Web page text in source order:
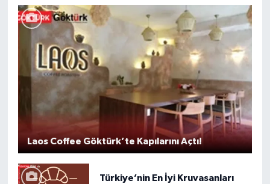
Laos Coffee Göktürk’te Kapılarını Açtı!
Türkiye’nin En İyi Kruvasanları